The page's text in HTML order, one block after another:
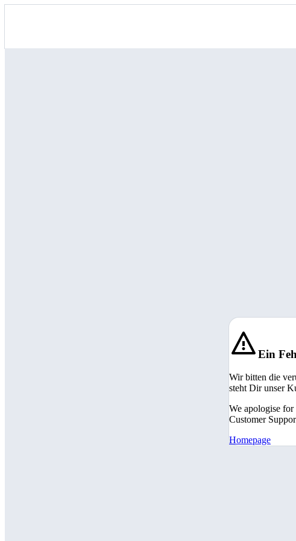
Ein
Wir bitten die
steht Dir unser
We apologise
Customer
Homepage